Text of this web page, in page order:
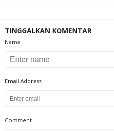
TINGGALKAN KOMENTAR
Name
Email Address
Comment